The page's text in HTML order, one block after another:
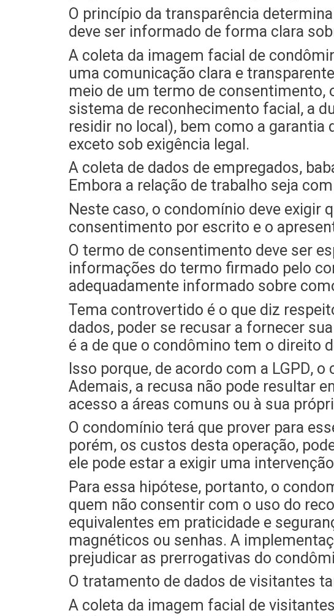
O princípio da transparência
deve ser informado de forma clara
A coleta da imagem facial de
uma comunicação clara e
meio de um termo de consentimento,
sistema de reconhecimento facial, a
residir no local), bem como a
exceto sob exigência legal.
A coleta de dados de empregados,
Embora a relação de trabalho seja
Neste caso, o condomínio deve exigir
consentimento por escrito e o
O termo de consentimento deve ser
informações do termo firmado pelo
adequadamente informado sobre
Tema controvertido é o que diz
dados, poder se recusar a fornecer
é a de que o condômino tem o direito
Isso porque, de acordo com a LGPD,
Ademais, a recusa não pode resultar
acesso a áreas comuns ou à sua
O condomínio terá que prover para
porém, os custos desta operação,
ele pode estar a exigir uma
Para essa hipótese, portanto, o
quem não consentir com o uso do
equivalentes em praticidade e
magnéticos ou senhas. A
prejudicar as prerrogativas do
O tratamento de dados de visitantes
A coleta da imagem facial de